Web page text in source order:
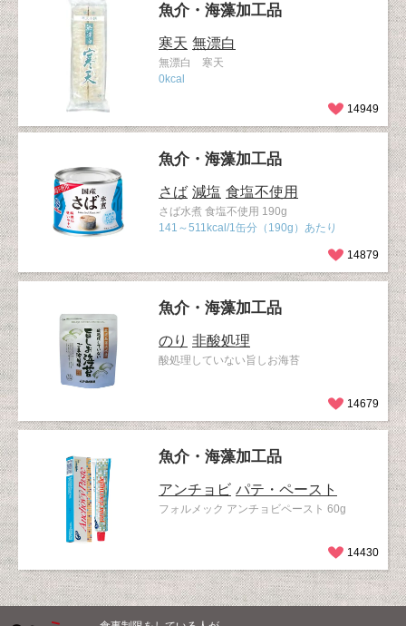
魚介・海藻加工品
寒天 無漂白
無漂白 寒天
0kcal
14949
魚介・海藻加工品
さば 減塩 食塩不使用
さば水煮 食塩不使用 190g
141～511kcal/1缶分（190g）あたり
14879
魚介・海藻加工品
のり 非酸処理
酸処理していない旨しお海苔
14679
魚介・海藻加工品
アンチョビ パテ・ペースト
フォルメック アンチョビペースト 60g
14430